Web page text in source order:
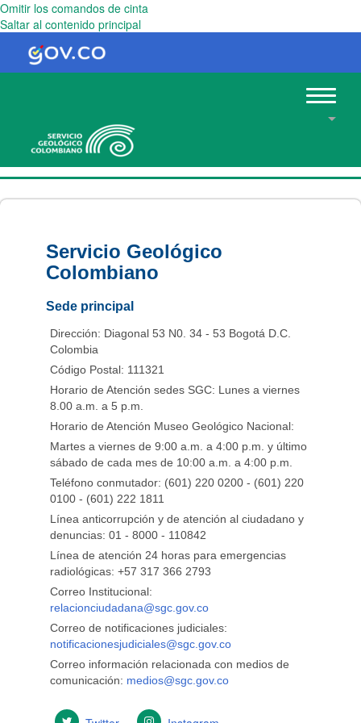
Omitir los comandos de cinta
Saltar al contenido principal
Toggle
Servicio Geológico
Colombiano
Sede principal
Dirección: Diagonal 53 N0. 34 - 53 Bogotá D.C.
Colombia
Código Postal: 111321
Horario de Atención sedes SGC: Lunes a viernes
8.00 a.m. a 5 p.m.
Horario de Atención Museo Geológico Nacional:
Martes a viernes de 9:00 a.m. a 4:00 p.m. y último
sábado de cada mes de 10:00 a.m. a 4:00 p.m.
Teléfono conmutador: (601) 220 0200 - (601) 220
0100 - (601) 222 1811
Línea anticorrupción y de atención al ciudadano y
denuncias: 01 - 8000 - 110842
Línea de atención 24 horas para emergencias
radiológicas: +57 ​317 366 2793
Correo Institucional:
relacionciudadana@sgc.gov.co
Correo de notificaciones judiciales:
notificacionesjudiciales@sgc.gov.co
Correo información relacionada con medios de
comunicación: medios@sgc.gov.co